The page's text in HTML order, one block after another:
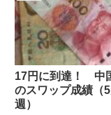
円で、年換算の収益...
17円に到達！ 中
のスワップ成績（5
週）